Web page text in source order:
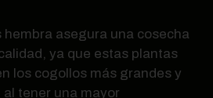
hembra asegura una cosecha
ya que estas plantas
los cogollos más grandes y
tener una mayor